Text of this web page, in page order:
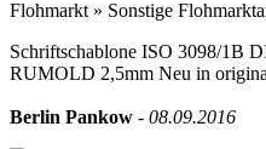
Flohmarkt » Sonstige
Schriftschablone ISO 3098/1B
RUMOLD 2,5mm Neu in
Berlin Pankow - 08.09.2016